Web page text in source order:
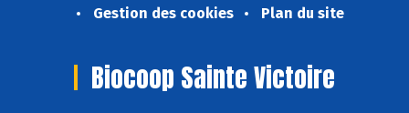
Gestion des cookies
Plan du site
Biocoop Sainte Victoire